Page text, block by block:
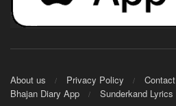
About us Privacy Policy Contact
Bhajan Diary App
Sunderkand Lyrics